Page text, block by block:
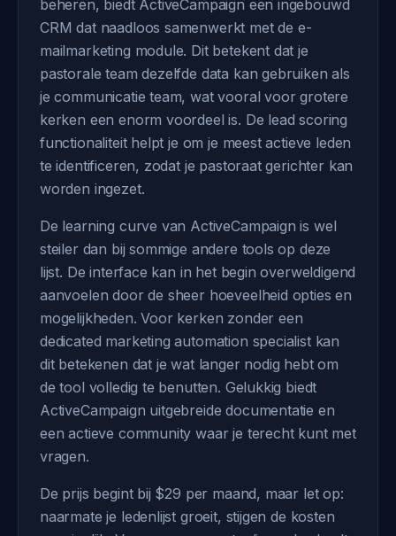
beheren, biedt ActiveCampaign een ingebouwd
CRM dat naadloos samenwerkt met de e-
mailmarketing module. Dit betekent dat je
pastorale team dezelfde data kan gebruiken als
je communicatie team, wat vooral voor grotere
kerken een enorm voordeel is. De lead scoring
functionaliteit helpt je om je meest actieve leden
te identificeren, zodat je pastoraat gerichter kan
worden ingezet.
De learning curve van ActiveCampaign is wel
steiler dan bij sommige andere tools op deze
lijst. De interface kan in het begin overweldigend
aanvoelen door de sheer hoeveelheid opties en
mogelijkheden. Voor kerken zonder een
dedicated marketing automation specialist kan
dit betekenen dat je wat langer nodig hebt om
de tool volledig te benutten. Gelukkig biedt
ActiveCampaign uitgebreide documentatie en
een actieve community waar je terecht kunt met
vragen.
De prijs begint bij $29 per maand, maar let op:
naarmate je ledenlijst groeit, stijgen de kosten